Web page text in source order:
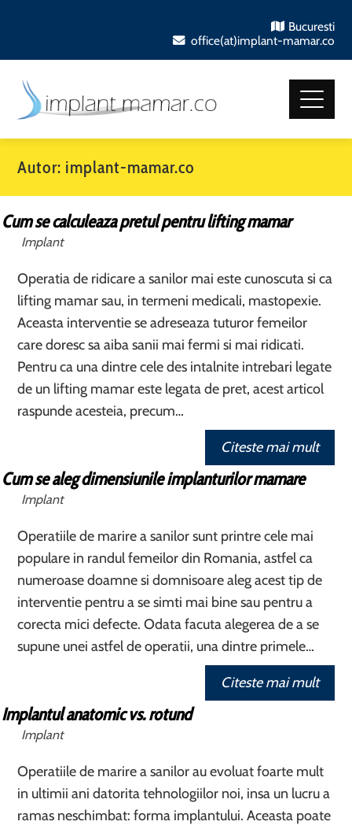
Bucuresti
office(at)implant-mamar.co
Autor: implant-mamar.co
Cum se calculeaza pretul pentru lifting mamar
Implant
Operatia de ridicare a sanilor mai este cunoscuta si ca
lifting mamar sau, in termeni medicali, mastopexie.
Aceasta interventie se adreseaza tuturor femeilor
care doresc sa aiba sanii mai fermi si mai ridicati.
Pentru ca una dintre cele des intalnite intrebari legate
de un lifting mamar este legata de pret, acest articol
raspunde acesteia, precum…
Citeste mai mult
Cum se aleg dimensiunile implanturilor mamare
Implant
Operatiile de marire a sanilor sunt printre cele mai
populare in randul femeilor din Romania, astfel ca
numeroase doamne si domnisoare aleg acest tip de
interventie pentru a se simti mai bine sau pentru a
corecta mici defecte. Odata facuta alegerea de a se
supune unei astfel de operatii, una dintre primele…
Citeste mai mult
Implantul anatomic vs. rotund
Implant
Operatiile de marire a sanilor au evoluat foarte mult
in ultimii ani datorita tehnologiilor noi, insa un lucru a
ramas neschimbat: forma implantului. Aceasta poate